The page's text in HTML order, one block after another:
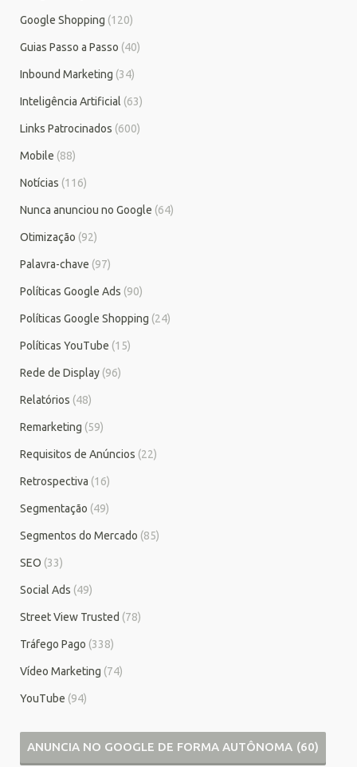
Google Shopping (120)
Guias Passo a Passo (40)
Inbound Marketing (34)
Inteligência Artificial (63)
Links Patrocinados (600)
Mobile (88)
Notícias (116)
Nunca anunciou no Google (64)
Otimização (92)
Palavra-chave (97)
Políticas Google Ads (90)
Políticas Google Shopping (24)
Políticas YouTube (15)
Rede de Display (96)
Relatórios (48)
Remarketing (59)
Requisitos de Anúncios (22)
Retrospectiva (16)
Segmentação (49)
Segmentos do Mercado (85)
SEO (33)
Social Ads (49)
Street View Trusted (78)
Tráfego Pago (338)
Vídeo Marketing (74)
YouTube (94)
ANUNCIA NO GOOGLE DE FORMA AUTÔNOMA (60)